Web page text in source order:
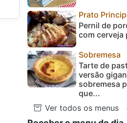
Prato
Pernil de
com cerveja
Sobremesa
Tarte de
versão
sobremesa
que...
Ver todos os menus